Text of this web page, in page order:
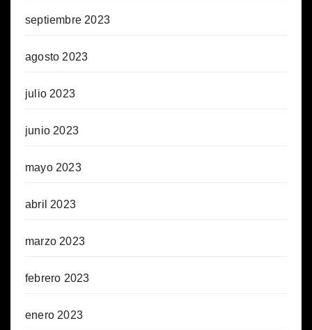
septiembre 2023
agosto 2023
julio 2023
junio 2023
mayo 2023
abril 2023
marzo 2023
febrero 2023
enero 2023